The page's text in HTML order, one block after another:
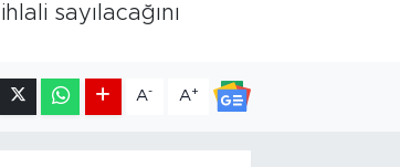
sayılacağını
A- A+